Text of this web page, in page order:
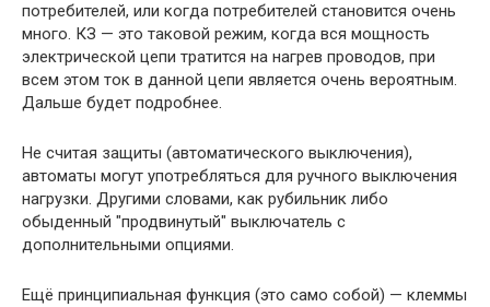
потребителей, или когда потребителей становится очень
много. КЗ — это таковой режим, когда вся мощность
электрической цепи тратится на нагрев проводов, при
всем этом ток в данной цепи является очень вероятным.
Дальше будет подробнее.
Не считая защиты (автоматического выключения),
автоматы могут употребляться для ручного выключения
нагрузки. Другими словами, как рубильник либо
обыденный "продвинутый" выключатель с
дополнительными опциями.
Ещё принципиальная функция (это само собой) — клеммы